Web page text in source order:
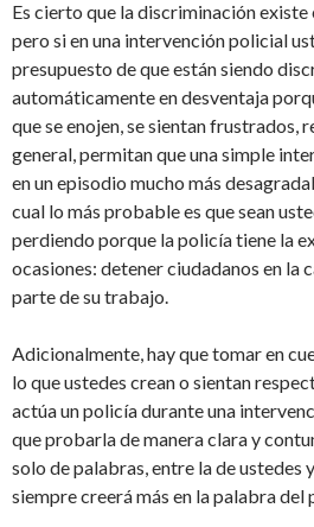
Es cierto que la discriminación existe
pero si en una intervención policial
presupuesto de que están siendo
automáticamente en desventaja
que se enojen, se sientan frustrados,
general, permitan que una simple
en un episodio mucho más
cual lo más probable es que sean
perdiendo porque la policía tiene la
ocasiones: detener ciudadanos en la
parte de su trabajo.
Adicionalmente, hay que tomar en
lo que ustedes crean o sientan
actúa un policía durante una
que probarla de manera clara y
solo de palabras, entre la de ustedes
siempre creerá más en la palabra del